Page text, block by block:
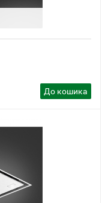
До кошика